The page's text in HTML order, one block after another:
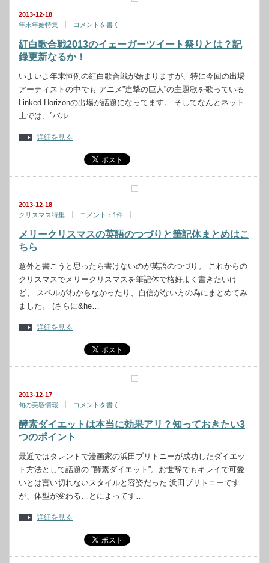
2013-12-18
年末年始特集
コメントを書く
紅白歌合戦2013のイェーガーツイート祭りとは？記
録更新なるか！
いよいよ年末恒例の紅白歌合戦が始まりますが、特に今回の出場
アーティストの中でも アニメ”進撃の巨人”の主題歌を歌っている
Linked Horizonの出場が話題になってます。 そしてなんとネット
上では、”バル…
詳細を見る
2013-12-18
クリスマス特集
コメント：1件
メリークリスマスの英語のつづりと筆記体まとめはこ
ちら
意外と書こうと思ったら書けないのが英語のつづり。 これからの
クリスマスでメリークリスマスを筆記体で格好よく書きたいけ
ど、 スペルがわからなかったり、自信がない方の為にまとめてみ
ました。 (さらに&he…
詳細を見る
2013-12-17
旬の美容情報
コメントを書く
酵素ダイエットは本当に効果アリ？知っておきたい3
つのポイント
最近ではタレントで漫画家の浜田ブリトニーが成功したダイエッ
ト方法として話題の ”酵素ダイエット”。お世辞でもキレイで可愛
いとは言い切れないスタイルと容姿だった 浜田ブリトニーです
が、体型が変わることによってす…
詳細を見る